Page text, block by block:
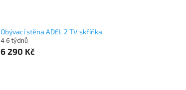
Obývací stěna ADEL 2 TV skříňka
4-6 týdnů
6 290 Kč